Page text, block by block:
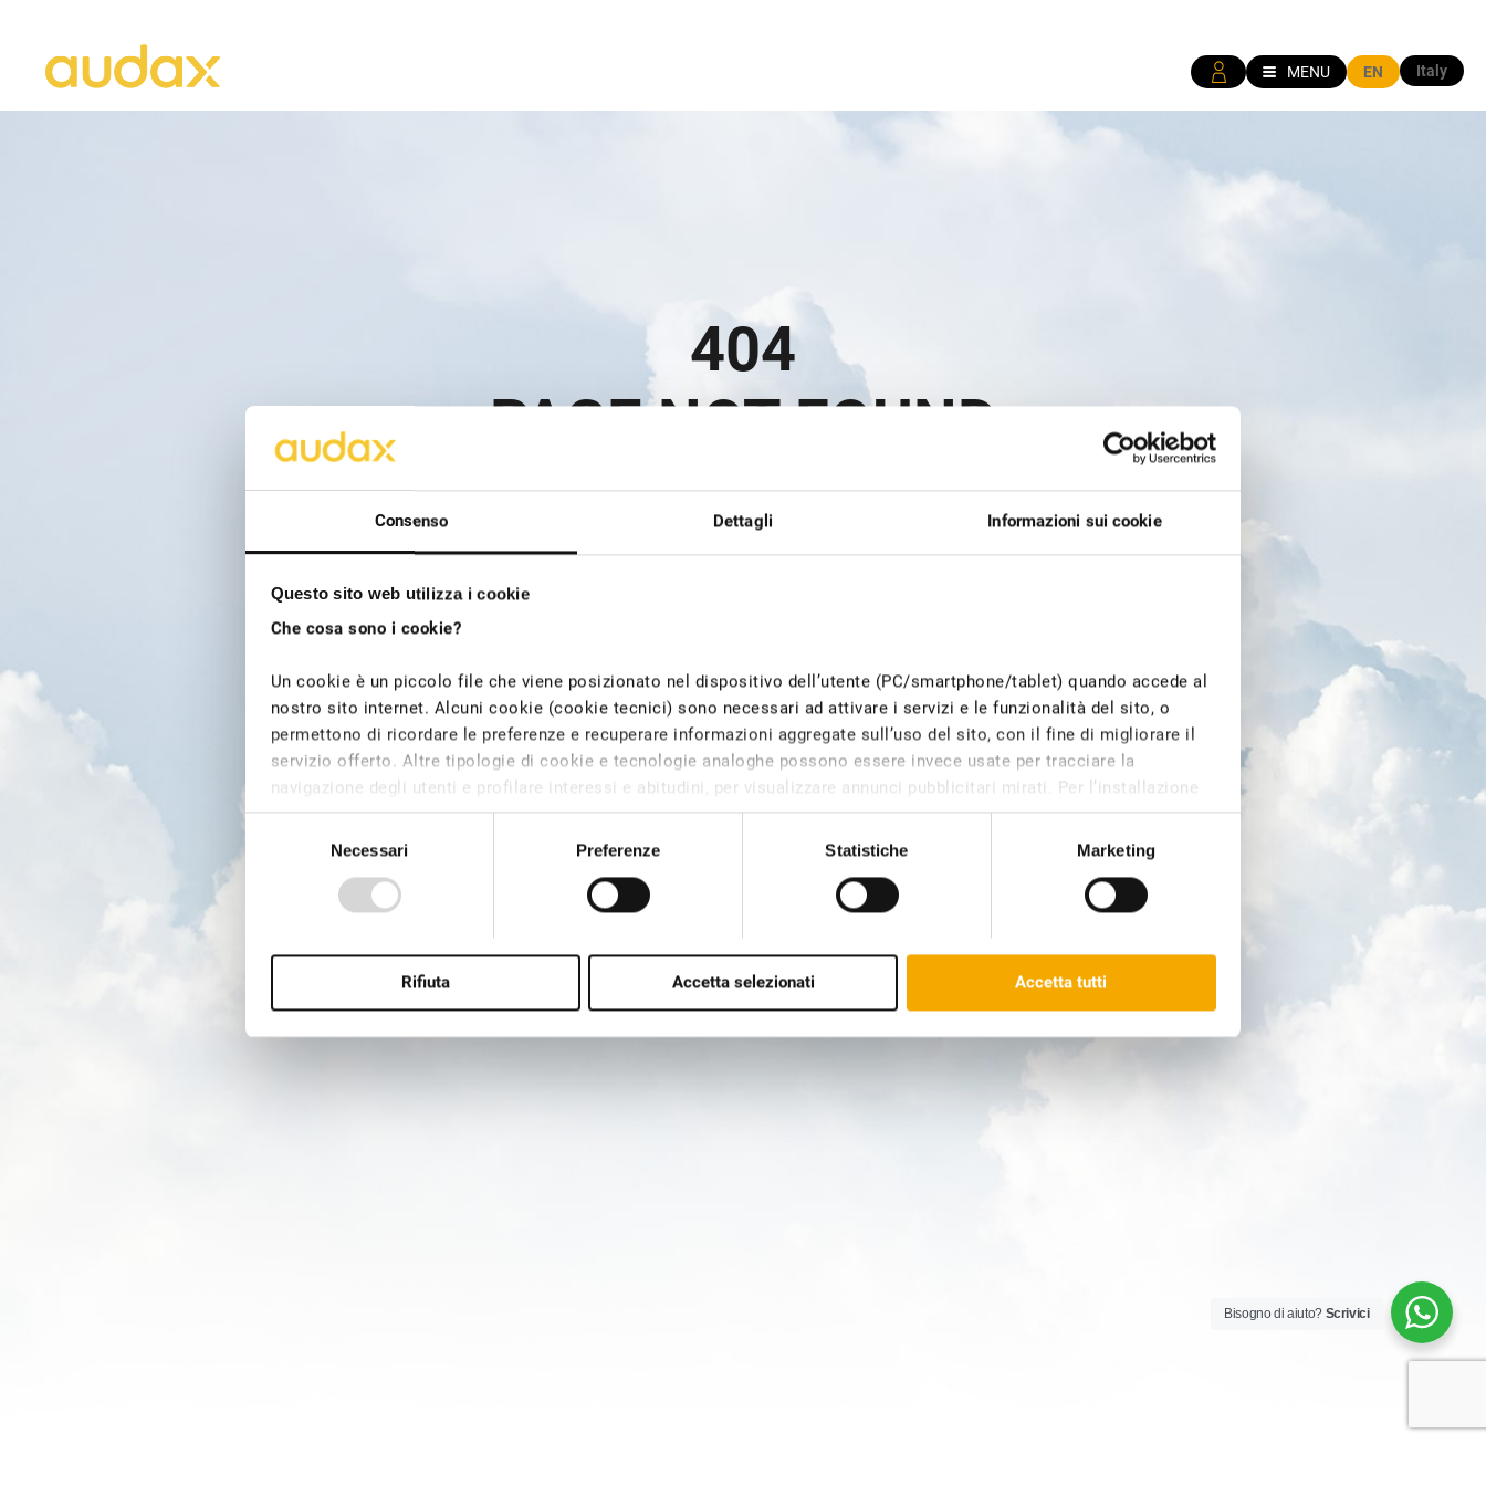
Consenso Dettagli Informazioni sui cookie
Questo sito web utilizza i cookie
Che cosa sono i cookie?
Un cookie è un piccolo file che viene posizionato nel dispositivo dell’utente (PC/smartphone/tablet) quando accede al
nostro sito internet. Alcuni cookie (cookie tecnici) sono necessari ad attivare i servizi e le funzionalità del sito, o
permettono di ricordare le preferenze e recuperare informazioni aggregate sull’uso del sito, con il fine di migliorare il
servizio offerto. Altre tipologie di cookie e tecnologie analoghe possono essere invece usate per tracciare la
navigazione degli utenti e profilare interessi e abitudini, per visualizzare annunci pubblicitari mirati. Per l’installazione
dei cookie tecnici non è richiesto il consenso degli utenti, mentre i cookie di tracciamento e di profilazione, invece,
possono essere installati sul dispositivo solo con il consenso dell’utente.
Questo sito utilizza diversi tipi di cookie. Alcuni cookie sono collocati da servizi di terzi che compaiono sulle nostre
Necessari Preferenze Statistiche Marketing
Rifiuta Accetta selezionati Accetta tutti
MENU EN Italy
404
PAGE NOT FOUND
Bisogno di aiuto? Scrivici